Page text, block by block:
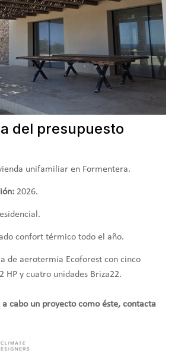
del presupuesto
unifamiliar en Formentera.
2026.
confort térmico todo el año.
de aerotermia Ecoforest con cinco
HP y cuatro unidades Briza22.
cabo un proyecto como éste, contacta